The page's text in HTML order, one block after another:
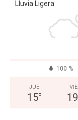
Lluvia Ligera
100 %
JUE
15°
VIE
19